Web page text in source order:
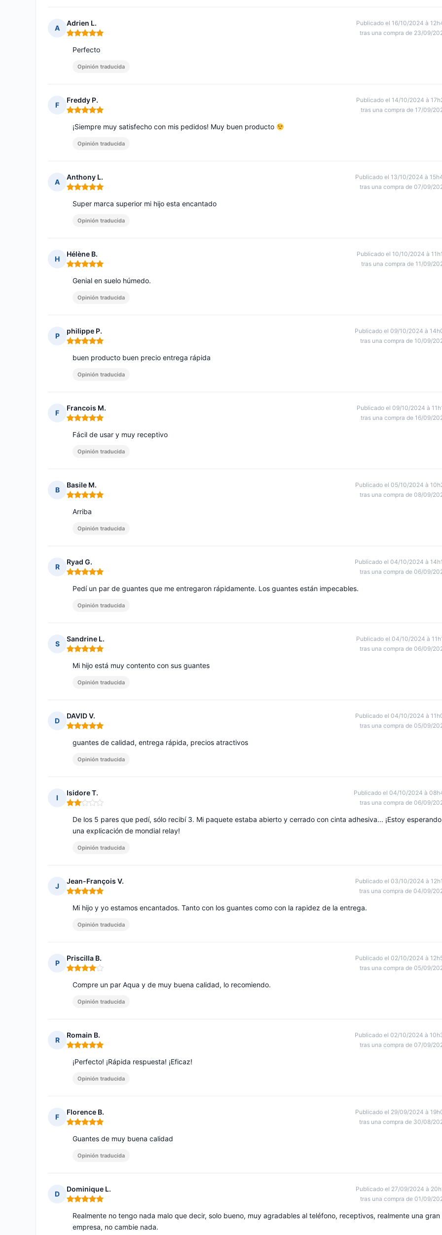
A
Adrien L.
Nota: 5 de 5
Publicado el 16/10/2024 à
tras una compra de 23/09/
Perfecto
Opinión traducida
F
Freddy P.
Nota: 5 de 5
Publicado el 14/10/2024 à
tras una compra de 17/09/
¡Siempre muy satisfecho con mis pedidos! Muy buen producto
Opinión traducida
A
Anthony L.
Nota: 5 de 5
Publicado el 13/10/2024 à
tras una compra de 07/09/
Super marca superior mi hijo esta encantado
Opinión traducida
H
Hélène B.
Nota: 5 de 5
Publicado el 10/10/2024 à
tras una compra de 11/09/
Genial en suelo húmedo.
Opinión traducida
P
philippe P.
Nota: 5 de 5
Publicado el 09/10/2024 à
tras una compra de 10/09/
buen producto buen precio entrega rápida
Opinión traducida
F
Francois M.
Nota: 5 de 5
Publicado el 09/10/2024 à
tras una compra de 16/09/
Fácil de usar y muy receptivo
Opinión traducida
B
Basile M.
Nota: 5 de 5
Publicado el 05/10/2024 à
tras una compra de 08/09/
Arriba
Opinión traducida
R
Ryad G.
Nota: 5 de 5
Publicado el 04/10/2024 à
tras una compra de 06/09/
Pedí un par de guantes que me entregaron rápidamente. Los guantes están impecables.
Opinión traducida
S
Sandrine L.
Nota: 5 de 5
Publicado el 04/10/2024 à
tras una compra de 06/09/
Mi hijo está muy contento con sus guantes
Opinión traducida
D
DAVID V.
Nota: 5 de 5
Publicado el 04/10/2024 à
tras una compra de 05/09/
guantes de calidad, entrega rápida, precios atractivos
Opinión traducida
I
Isidore T.
Nota: 2 de 5
Publicado el 04/10/2024 à
tras una compra de 06/09/
De los 5 pares que pedí, sólo recibí 3. Mi paquete estaba abierto y cerrado con cinta adhesiva... ¡Estoy esperando
una explicación de mondial relay!
Opinión traducida
J
Jean-François V.
Nota: 5 de 5
Publicado el 03/10/2024 à
tras una compra de 04/09/
Mi hijo y yo estamos encantados. Tanto con los guantes como con la rapidez de la entrega.
Opinión traducida
P
Priscilla B.
Nota: 4 de 5
Publicado el 02/10/2024 à
tras una compra de 05/09/
Compre un par Aqua y de muy buena calidad, lo recomiendo.
Opinión traducida
R
Romain B.
Nota: 5 de 5
Publicado el 02/10/2024 à
tras una compra de 07/09/
¡Perfecto! ¡Rápida respuesta! ¡Eficaz!
Opinión traducida
F
Florence B.
Nota: 5 de 5
Publicado el 29/09/2024 à
tras una compra de 30/08/
Guantes de muy buena calidad
Opinión traducida
D
Dominique L.
Nota: 5 de 5
Publicado el 27/09/2024 à
tras una compra de 01/09/
Realmente no tengo nada malo que decir, solo bueno, muy agradables al teléfono, receptivos, realmente una gran
empresa, no cambie nada.